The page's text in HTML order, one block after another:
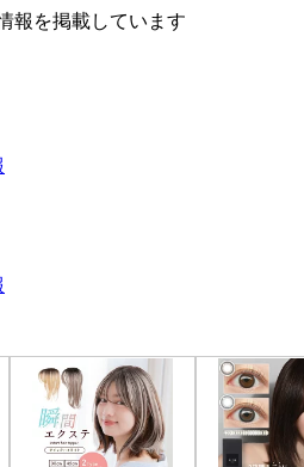
報を掲載しています